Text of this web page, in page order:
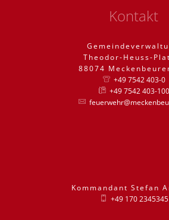
Kontakt
Theodor-Heuss-
88074
+49 7542 403-0
+49 7542 403-100
Kommandant Stefan
+49 170 2345345